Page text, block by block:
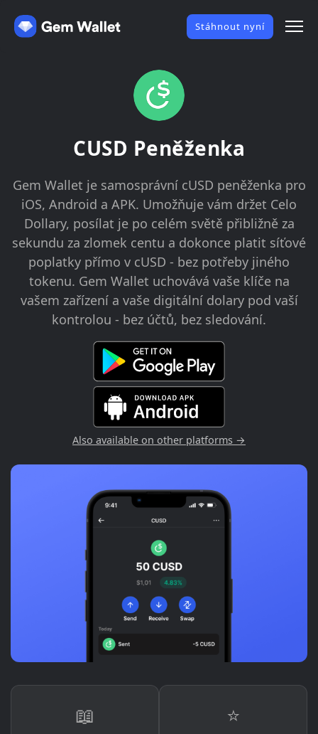
Stáhnout nyní
CUSD Peněženka
Gem Wallet je samosprávní cUSD peněženka pro
iOS, Android a APK. Umožňuje vám držet Celo
Dollary, posílat je po celém světě přibližně za
sekundu za zlomek centu a dokonce platit síťové
poplatky přímo v cUSD - bez potřeby jiného
tokenu. Gem Wallet uchovává vaše klíče na
vašem zařízení a vaše digitální dolary pod vaší
kontrolou - bez účtů, bez sledování.
Also available on other platforms →
📖 ⭐